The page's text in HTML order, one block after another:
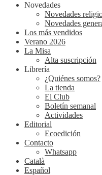
Novedades
Novedades
Novedades
Los más vendidos
Verano 2026
La Misa
Alta suscripción
Librería
¿Quiénes somos?
La tienda
El Club
Boletín semanal
Actividades
Editorial
Ecoedición
Contacto
Whatsapp
Català
Español